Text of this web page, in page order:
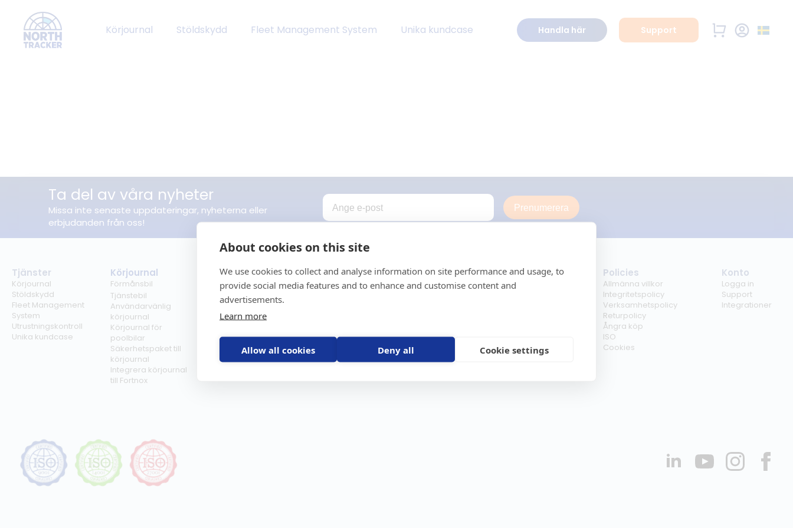
About cookies on this site
We use cookies to collect and analyse information on site performance and usage, to
provide social media features and to enhance and customise content and
advertisements.
Learn more
Allow all cookies Deny all Cookie settings
Körjournal Stöldskydd Fleet Management System Unika kundcase Handla här Support
Ta del av våra nyheter
Missa inte senaste uppdateringar, nyheterna eller
erbjudanden från oss!
Prenumerera
Tjänster
Körjournal
Stöldskydd
Fleet Management
System
Utrustningskontroll
Unika kundcase
Körjournal
Förmånsbil
Tjänstebil
Användarvänlig
körjournal
Körjournal för
poolbilar
Säkerhetspaket till
körjournal
Integrera körjournal
till Fortnox
Regelverk
Milersättning
Regler för tjänstebil
Regler för
förmånsbil
GPS-trackers
Scout 2.0
Stöldskydd
Båt
Åkgräsklippare
Moped
Vattenskoter
Företag
Om oss
Policies
Allmänna villkor
Integritetspolicy
Verksamhetspolicy
Returpolicy
Ångra köp
ISO
Cookies
Konto
Logga in
Support
Integrationer